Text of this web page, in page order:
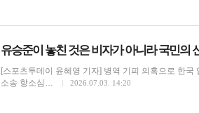
유승준이 놓친 것은 비자가 아니라 국민의
[스포츠투데이 윤혜영 기자] 병역 기피 의혹으로 한
소송 항소심…
2026.07.03. 14:20